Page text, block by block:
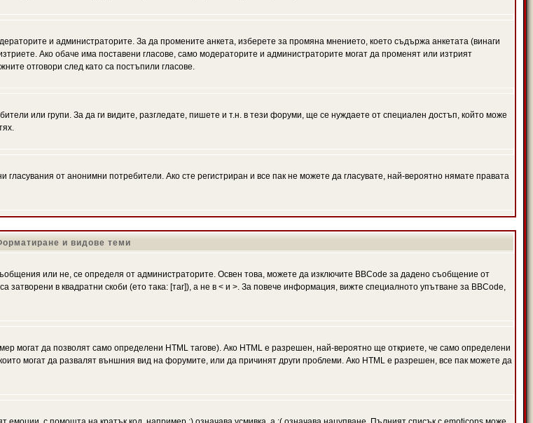
и администраторите. За да промените анкета, изберете за промяна мнението, което съдържа анкетата (винаги
Ако обаче има поставени гласове, само модераторите и администраторите могат да променят или изтрият
отговори след като са постъпили гласове.
или групи. За да ги видите, разгледате, пишете и т.н. в тези форуми, ще се нуждаете от специален достъп, който може
от анонимни потребители. Ако сте регистриран и все пак не можете да гласувате, най-вероятно нямате правата
и видове теми
или не, се определя от администраторите. Освен това, можете да изключите BBCode за дадено съобщение от
в квадратни скоби (ето така: [таг]), а не в < и >. За повече информация, вижте специалното упътване за BBCode,
могат да позволят само определени HTML тагове). Ако HTML е разрешен, най-вероятно ще откриете, че само определени
могат да развалят външния вид на форумите, или да причинят други проблеми. Ако HTML е разрешен, все пак можете да